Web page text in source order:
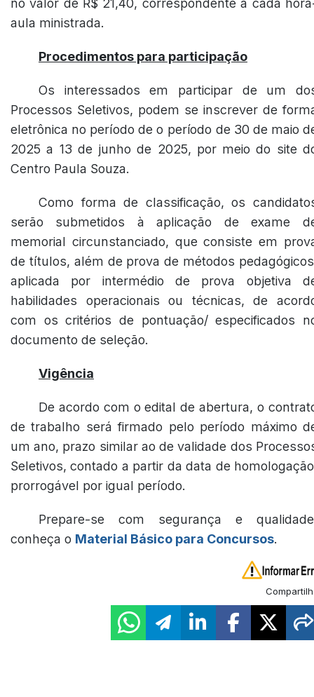
no valor de R$ 21,40, correspondente a cada
aula ministrada.
Procedimentos para participação
Os interessados em participar de um
Processos Seletivos, podem se inscrever de
eletrônica no período de o período de 30 de maio
2025 a 13 de junho de 2025, por meio do site
Centro Paula Souza.
Como forma de classificação, os
serão submetidos à aplicação de exame
memorial circunstanciado, que consiste em
de títulos, além de prova de métodos
aplicada por intermédio de prova objetiva
habilidades operacionais ou técnicas, de
com os critérios de pontuação/ especificados
documento de seleção.
Vigência
De acordo com o edital de abertura, o
de trabalho será firmado pelo período máximo
um ano, prazo similar ao de validade dos
Seletivos, contado a partir da data de
prorrogável por igual período.
Prepare-se com segurança e
conheça o Material Básico para Concursos.